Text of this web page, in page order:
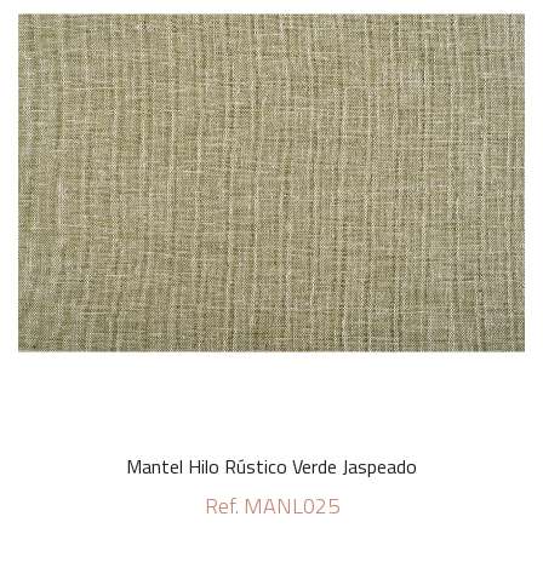
Mantel Hilo Rústico Verde Jaspeado
Ref. MANL025